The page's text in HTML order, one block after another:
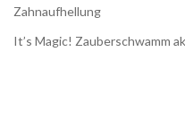
Zahnaufhellung
It’s Magic! Zauberschwamm